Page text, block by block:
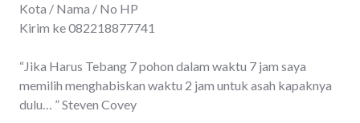
Kota / Nama / No HP
Kirim ke 082218877741
“Jika Harus Tebang 7 pohon dalam waktu 7 jam saya
memilih menghabiskan waktu 2 jam untuk asah kapaknya
dulu… ” Steven Covey